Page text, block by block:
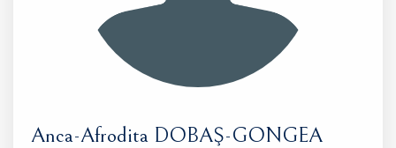
Anca-Afrodita DOBAŞ-GONGEA